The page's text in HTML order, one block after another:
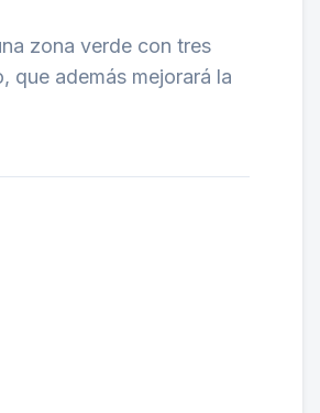
zona verde con tres
que además mejorará la